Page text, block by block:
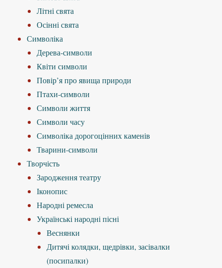
Літні свята
Осінні свята
Символіка
Дерева-символи
Квіти символи
Повір’я про явища природи
Птахи-символи
Символи життя
Символи часу
Символіка дорогоцінних каменів
Тварини-символи
Творчість
Зародження театру
Іконопис
Народні ремесла
Українські народні пісні
Веснянки
Дитячі колядки, щедрівки, засівалки
(посипалки)